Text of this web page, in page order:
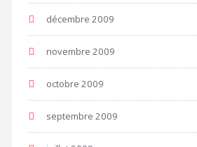
décembre 2009
novembre 2009
octobre 2009
septembre 2009